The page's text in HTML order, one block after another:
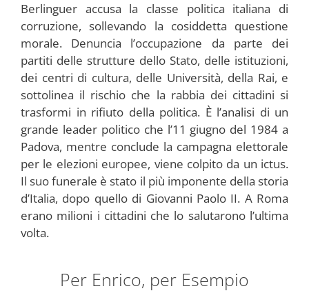
Berlinguer accusa la classe politica italiana di
corruzione, sollevando la cosiddetta questione
morale. Denuncia l’occupazione da parte dei
partiti delle strutture dello Stato, delle istituzioni,
dei centri di cultura, delle Università, della Rai, e
sottolinea il rischio che la rabbia dei cittadini si
trasformi in rifiuto della politica. È l’analisi di un
grande leader politico che l’11 giugno del 1984 a
Padova, mentre conclude la campagna elettorale
per le elezioni europee, viene colpito da un ictus.
Il suo funerale è stato il più imponente della storia
d’Italia, dopo quello di Giovanni Paolo II. A Roma
erano milioni i cittadini che lo salutarono l’ultima
volta.
Per Enrico, per Esempio